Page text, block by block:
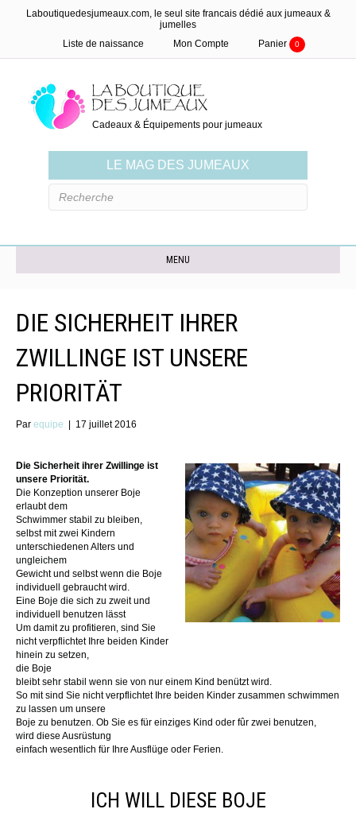
Laboutiquedesjumeaux.com, le seul site francais dédié aux jumeaux &
jumelles
Liste de naissance
Mon Compte Panier 0
Cadeaux & Équipements pour jumeaux
LE MAG DES JUMEAUX
MENU
DIE SICHERHEIT IHRER
ZWILLINGE IST UNSERE
PRIORITÄT
Par equipe | 17 juillet 2016
Die Sicherheit ihrer Zwillinge ist
unsere Priorität.
Die Konzeption unserer Boje
erlaubt dem
Schwimmer stabil zu bleiben,
selbst mit zwei Kindern
unterschiedenen Alters und
ungleichem
Gewicht und selbst wenn die Boje
individuell gebraucht wird.
Eine Boje die sich zu zweit und
individuell benutzen lässt
Um damit zu profitieren, sind Sie
nicht verpflichtet Ihre beiden Kinder
hinein zu setzen,
die Boje
bleibt sehr stabil wenn sie von nur einem Kind benützt wird.
So mit sind Sie nicht verpflichtet Ihre beiden Kinder zusammen schwimmen
zu lassen um unsere
Boje zu benutzen. Ob Sie es für einziges Kind oder fûr zwei benutzen,
wird diese Ausrüstung
einfach wesentlich für Ihre Ausflüge oder Ferien.
ICH WILL DIESE BOJE